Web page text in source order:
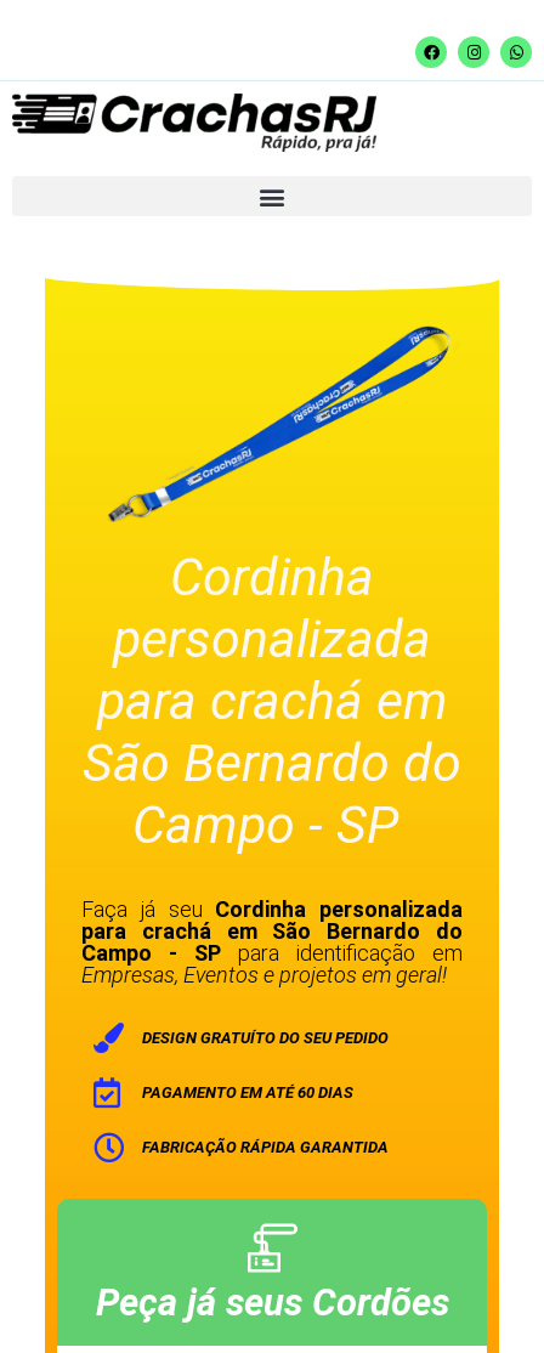
Cordinha
personalizada
para crachá em
São Bernardo do
Campo - SP
Faça já seu Cordinha personalizada
para crachá em São Bernardo do
Campo - SP para identificação em
Empresas, Eventos e projetos em geral!
DESIGN GRATUÍTO DO SEU PEDIDO
PAGAMENTO EM ATÉ 60 DIAS
FABRICAÇÃO RÁPIDA GARANTIDA
Peça já seus Cordões